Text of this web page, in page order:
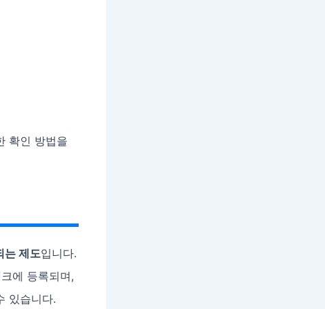
확인 방법을
는 제도입니다.
에 등록되며,
있습니다.